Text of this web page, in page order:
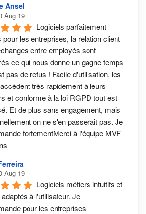
Ansel
Aug 19
Logiciels parfaitement
pour les entreprises, la relation client
entre employés sont
ce qui nous donne un gagne temps
pas de refus ! Facile d'utilisation, les
très rapidement à leurs
et conforme à la loi RGPD tout est
Et de plus sans engagement, mais
on ne s'en passerait pas. Je
fortementMerci à l'équipe MVF
Aug 19
Logiciels métiers intuitifs et
à l'utilisateur. Je
pour les entreprises